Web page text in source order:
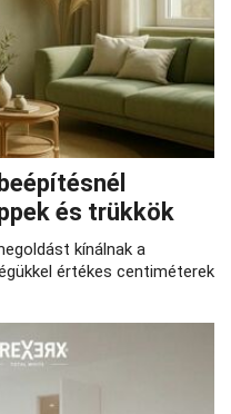
és trükkök
kínálnak a
értékes centiméterek